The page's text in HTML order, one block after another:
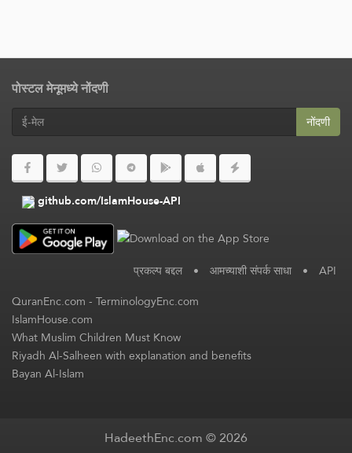
पोस्टल मेनूमध्ये नोंदणी
नोंदणी
github.com/IslamHouse-API
प्रकल्प बद्दल • आमच्याशी संपर्क साधा • API
QuranEnc.com-TerminologyEnc.com
IslamHouse.com
What Muslim Children Must Know
Riyadh Al-Salheen with explanation and benefits
Bayan Al-Islam
HadeethEnc.com © 2026